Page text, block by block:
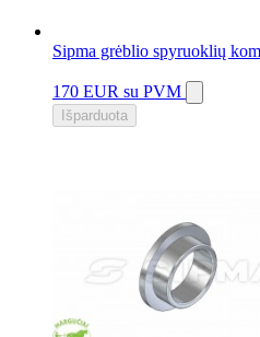
Sipma grėblio spyruoklių
170 EUR su PVM
Išparduota